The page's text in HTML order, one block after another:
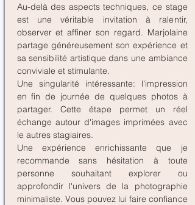
Au-delà des aspects techniques, ce stage
est une véritable invitation à ralentir,
observer et affiner son regard. Marjolaine
partage généreusement son expérience et
sa sensibilité artistique dans une ambiance
conviviale et stimulante.
Une singularité intéressante: l'impression
en fin de journée de quelques photos à
partager. Cette étape permet un réel
échange autour d'images imprimées avec
le autres stagiaires.
Une expérience enrichissante que je
recommande sans hésitation à toute
personne souhaitant explorer ou
approfondir l'univers de la photographie
minimaliste. Vous pouvez lui faire confiance